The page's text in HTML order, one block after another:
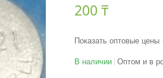
200 ₸
Показать оптовые цены
В наличии Оптом и в